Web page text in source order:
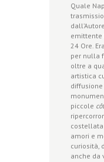
Quale
emittente
24 Ore.
per nulla
oltre a
artistica
piccole
costellata
amori e
curiosità,
anche da